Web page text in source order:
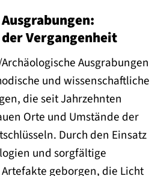
Vergangenheit
Ausgrabungen
und wissenschaftliche
die seit Jahrzehnten
Orte und Umstände der
Durch den Einsatz
und sorgfältige
geborgen, die Licht